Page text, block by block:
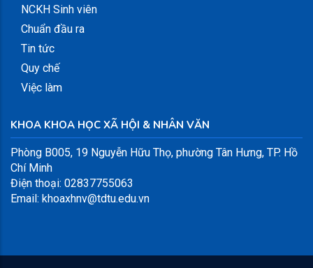
NCKH Sinh viên
Chuẩn đầu ra
Tin tức
Quy chế
Việc làm
KHOA KHOA HỌC XÃ HỘI & NHÂN VĂN
Phòng B005, 19 Nguyễn Hữu Thọ, phường Tân Hưng, TP. Hồ
Chí Minh
Điện thoại: 02837755063
Email: khoaxhnv@tdtu.edu.vn